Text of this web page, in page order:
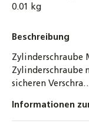
0.01 kg
Beschreibung
Zylinderschraube
Zylinderschraube
sicheren
Informationen